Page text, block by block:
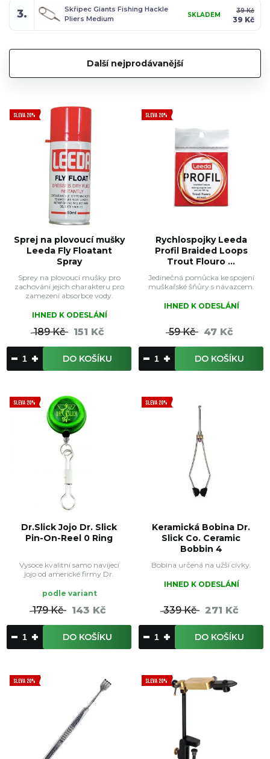
3.
Skřipec Giants Fishing Hackle
Pliers Medium
SKLADEM
39 Kč
39 Kč
Další nejprodávanější
SLEVA 20%
Sprej na plovoucí mušky
Leeda Fly Floatant
Spray
Sprey na plovoucí mušky pro
zachování jejich charakteru pro
zamezení absorbce vody.
IHNED K ODESLÁNÍ
189 Kč 151 Kč
DO KOŠÍKU
SLEVA 20%
Rychlospojky Leeda
Profil Braided Loops
Trout Flouro ...
Jedinečná pomůcka ke spojení
muškařské šňůry s návazcem.
IHNED K ODESLÁNÍ
59 Kč 47 Kč
DO KOŠÍKU
SLEVA 20%
Dr.Slick Jojo Dr. Slick
Pin-On-Reel 0 Ring
Vysoce kvalitní samo navíjecí
jojo od americké firmy Dr.
podle variant
179 Kč 143 Kč
DO KOŠÍKU
SLEVA 20%
Keramická Bobina Dr.
Slick Co. Ceramic
Bobbin 4
Bobina určená na užší cívky.
IHNED K ODESLÁNÍ
339 Kč 271 Kč
DO KOŠÍKU
SLEVA 20% SLEVA 20%